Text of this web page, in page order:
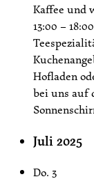
Kaffee und
13:00 –
Hofladen
bei uns auf
Juli 2025
Do. 3